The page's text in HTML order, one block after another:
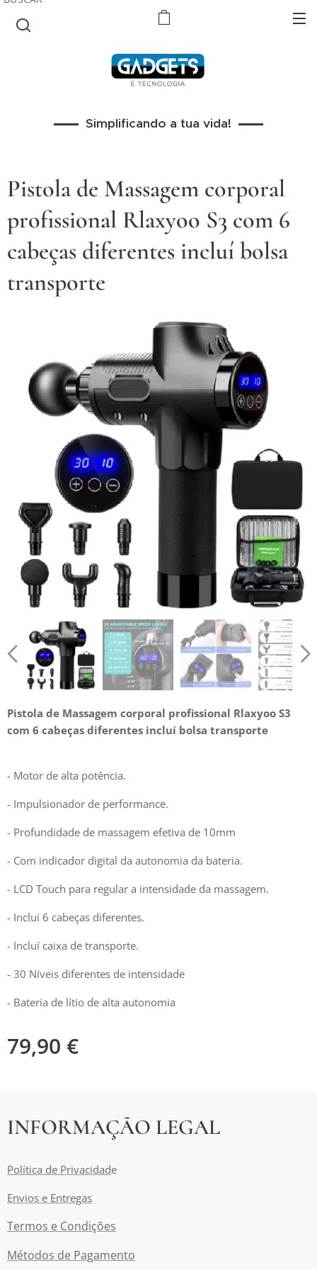
Simplificando a tua vida!
Pistola de Massagem corporal
profissional Rlaxyoo S3 com 6
cabeças diferentes incluí bolsa
transporte
Pistola de Massagem corporal profissional Rlaxyoo S3
com 6 cabeças diferentes incluí bolsa transporte
- Motor de alta potência.
- Impulsionador de performance.
- Profundidade de massagem efetiva de 10mm
- Com indicador digital da autonomia da bateria.
- LCD Touch para regular a intensidade da massagem.
- Inclui 6 cabeças diferentes.
- Incluí caixa de transporte.
- 30 Níveis diferentes de intensidade
- Bateria de lítio de alta autonomia
79,90 €
INFORMAÇÃO LEGAL
Política de Privacidade
Envios e Entregas
Termos e Condições
Métodos de Pagamento